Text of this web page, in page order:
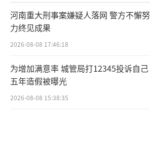
河南重大刑事案嫌疑人落网 警方不懈努
力终见成果
2026-08-08 17:46:18
为增加满意率 城管局打12345投诉自己
五年造假被曝光
2026-08-08 15:38:35